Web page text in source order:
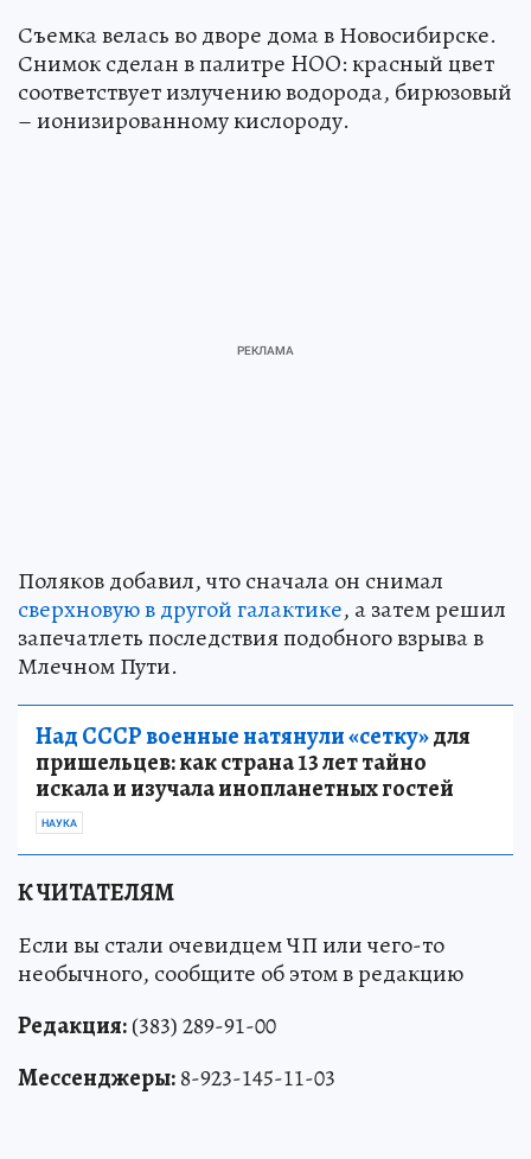
Съемка велась во дворе дома в Новосибирске.
Снимок сделан в палитре HOO: красный цвет
соответствует излучению водорода, бирюзовый
– ионизированному кислороду.
Поляков добавил, что сначала он снимал
сверхновую в другой галактике, а затем решил
запечатлеть последствия подобного взрыва в
Млечном Пути.
Над СССР военные натянули «сетку»для
пришельцев: как страна 13 лет тайно
искала и изучала инопланетных гостей
НАУКА
К ЧИТАТЕЛЯМ
Если вы стали очевидцем ЧП или чего-то
необычного, сообщите об этом в редакцию
Редакция:(383) 289-91-00
Мессенджеры:8-923-145-11-03